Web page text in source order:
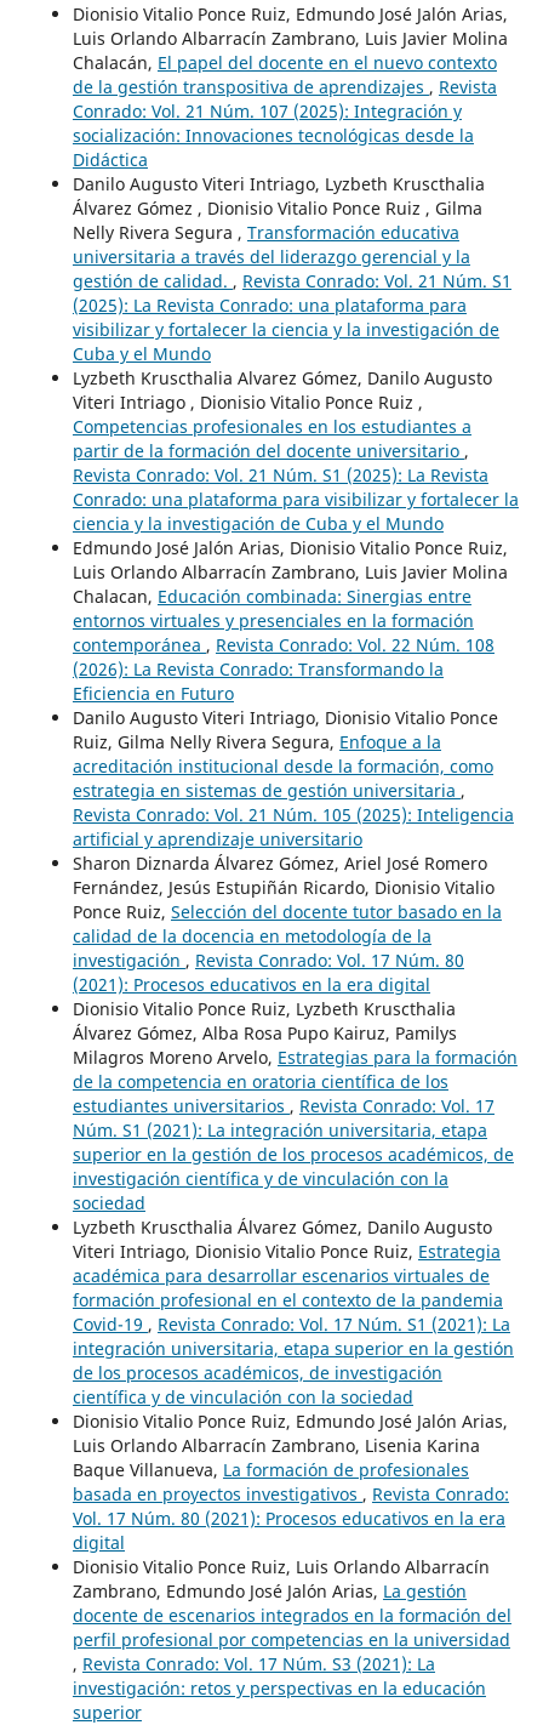
Dionisio Vitalio Ponce Ruiz, Edmundo José Jalón Arias,
Luis Orlando Albarracín Zambrano, Luis Javier Molina
Chalacán, El papel del docente en el nuevo contexto
de la gestión transpositiva de aprendizajes , Revista
Conrado: Vol. 21 Núm. 107 (2025): Integración y
socialización: Innovaciones tecnológicas desde la
Didáctica
Danilo Augusto Viteri Intriago, Lyzbeth Kruscthalia
Álvarez Gómez , Dionisio Vitalio Ponce Ruiz , Gilma
Nelly Rivera Segura , Transformación educativa
universitaria a través del liderazgo gerencial y la
gestión de calidad. , Revista Conrado: Vol. 21 Núm. S1
(2025): La Revista Conrado: una plataforma para
visibilizar y fortalecer la ciencia y la investigación de
Cuba y el Mundo
Lyzbeth Kruscthalia Alvarez Gómez, Danilo Augusto
Viteri Intriago , Dionisio Vitalio Ponce Ruiz ,
Competencias profesionales en los estudiantes a
partir de la formación del docente universitario ,
Revista Conrado: Vol. 21 Núm. S1 (2025): La Revista
Conrado: una plataforma para visibilizar y fortalecer la
ciencia y la investigación de Cuba y el Mundo
Edmundo José Jalón Arias, Dionisio Vitalio Ponce Ruiz,
Luis Orlando Albarracín Zambrano, Luis Javier Molina
Chalacan, Educación combinada: Sinergias entre
entornos virtuales y presenciales en la formación
contemporánea , Revista Conrado: Vol. 22 Núm. 108
(2026): La Revista Conrado: Transformando la
Eficiencia en Futuro
Danilo Augusto Viteri Intriago, Dionisio Vitalio Ponce
Ruiz, Gilma Nelly Rivera Segura, Enfoque a la
acreditación institucional desde la formación, como
estrategia en sistemas de gestión universitaria ,
Revista Conrado: Vol. 21 Núm. 105 (2025): Inteligencia
artificial y aprendizaje universitario
Sharon Diznarda Álvarez Gómez, Ariel José Romero
Fernández, Jesús Estupiñán Ricardo, Dionisio Vitalio
Ponce Ruiz, Selección del docente tutor basado en la
calidad de la docencia en metodología de la
investigación , Revista Conrado: Vol. 17 Núm. 80
(2021): Procesos educativos en la era digital
Dionisio Vitalio Ponce Ruiz, Lyzbeth Kruscthalia
Álvarez Gómez, Alba Rosa Pupo Kairuz, Pamilys
Milagros Moreno Arvelo, Estrategias para la formación
de la competencia en oratoria científica de los
estudiantes universitarios , Revista Conrado: Vol. 17
Núm. S1 (2021): La integración universitaria, etapa
superior en la gestión de los procesos académicos, de
investigación científica y de vinculación con la
sociedad
Lyzbeth Kruscthalia Álvarez Gómez, Danilo Augusto
Viteri Intriago, Dionisio Vitalio Ponce Ruiz, Estrategia
académica para desarrollar escenarios virtuales de
formación profesional en el contexto de la pandemia
Covid-19 , Revista Conrado: Vol. 17 Núm. S1 (2021): La
integración universitaria, etapa superior en la gestión
de los procesos académicos, de investigación
científica y de vinculación con la sociedad
Dionisio Vitalio Ponce Ruiz, Edmundo José Jalón Arias,
Luis Orlando Albarracín Zambrano, Lisenia Karina
Baque Villanueva, La formación de profesionales
basada en proyectos investigativos , Revista Conrado:
Vol. 17 Núm. 80 (2021): Procesos educativos en la era
digital
Dionisio Vitalio Ponce Ruiz, Luis Orlando Albarracín
Zambrano, Edmundo José Jalón Arias, La gestión
docente de escenarios integrados en la formación del
perfil profesional por competencias en la universidad
, Revista Conrado: Vol. 17 Núm. S3 (2021): La
investigación: retos y perspectivas en la educación
superior